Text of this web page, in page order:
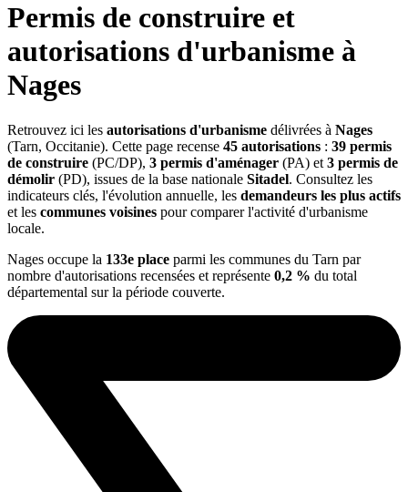
Permis de construire et
autorisations d'urbanisme à
Nages
Retrouvez ici les autorisations d'urbanisme délivrées à Nages
(Tarn, Occitanie). Cette page recense 45 autorisations : 39 permis
de construire (PC/DP), 3 permis d'aménager (PA) et 3 permis de
démolir (PD), issues de la base nationale Sitadel. Consultez les
indicateurs clés, l'évolution annuelle, les demandeurs les plus actifs
et les communes voisines pour comparer l'activité d'urbanisme
locale.
Nages occupe la 133e place parmi les communes du Tarn par
nombre d'autorisations recensées et représente 0,2 % du total
départemental sur la période couverte.